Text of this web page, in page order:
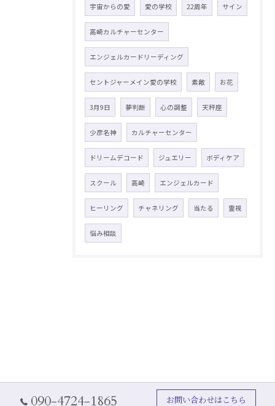
宇宙からの愛 愛の学校 22周年 サイン
高崎カルチャーセンター
エンジェルカードリーディング
セントジャーメイン愛の学校 素敵 お花
3月9日 夢判断 心の調整 天秤座
少彦名神 カルチャーセンター
ドリームデコード ジュエリー ボディケア
スクール 高崎 エンジェルカード
ヒーリング チャネリング 当たる 霊視
悩み相談
090-4724-1865 お問い合わせはこちら